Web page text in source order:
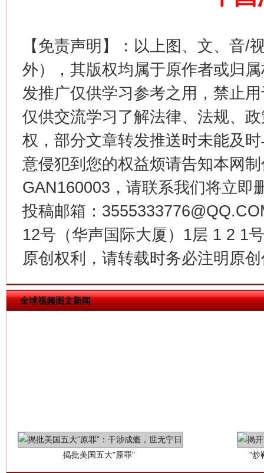
【免责声明】：以上图、文、音/
外），其版权均属于原作者或归
发推广仅供学习参考之用，禁止
仅供交流学习了解法律、法规、
权，部分文章转发推送时未能及
意侵犯到您的权益烦请告知本网
GAN160003，请联系我们将立即
投稿邮箱：
12号（华声国际大厦）1层 1 2 1
原创权利，请转载时务必注明原
全球视频图文新闻
习近平的博鳌关键词
魏明亮
“刷贴”乱象丛生
生